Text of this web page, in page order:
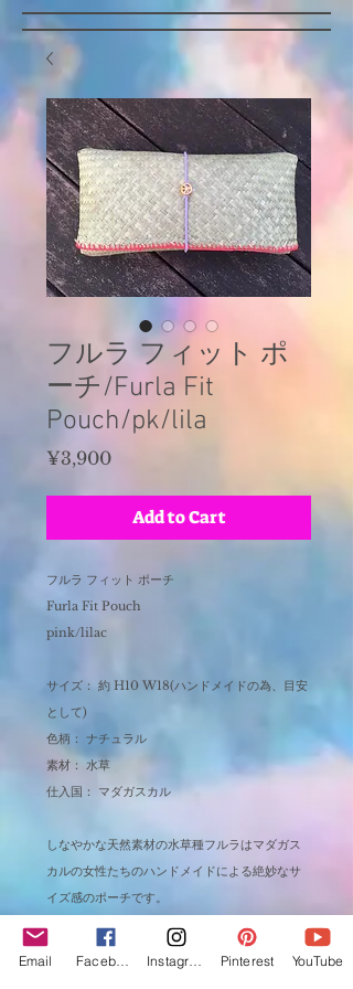
フルラ フィット ポ
ーチ/Furla Fit
Pouch/pk/lila
¥3,900Price
Add to Cart
フルラ フィット ポーチ
Furla Fit Pouch
pink/lilac
サイズ： 約 H10 W18(ハンドメイドの為、目安
として)
色柄： ナチュラル
素材： 水草
仕入国： マダガスカル
しなやかな天然素材の水草種フルラはマダガス
カルの女性たちのハンドメイドによる絶妙なサ
イズ感のポーチです。
大小２つを噛み合う様にすっぽりと合わせて作
り上げる事は１つでは不可能な事が可能にな
Email Pinterest YouTube